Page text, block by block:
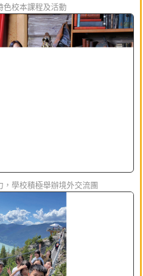
色校本課程及活動
學校積極舉辦境外交流團